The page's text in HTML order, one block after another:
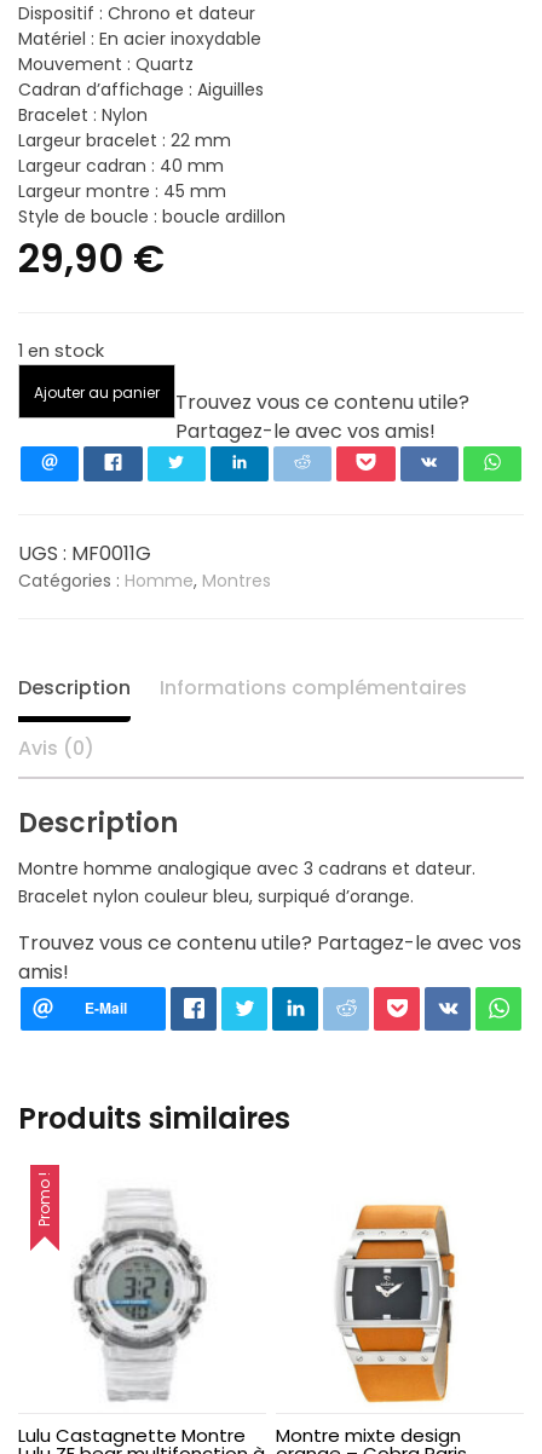
Dispositif : Chrono et dateur
Matériel : En acier inoxydable
Mouvement : Quartz
Cadran d’affichage : Aiguilles
Bracelet : Nylon
Largeur bracelet : 22 mm
Largeur cadran : 40 mm
Largeur montre : 45 mm
Style de boucle : boucle ardillon
29,90 €
1 en stock
de
FOCUS
Chronographe
bleu
Ajouter au panier
Trouvez vous ce contenu utile?
Partagez-le avec vos amis!
UGS : MF0011G
Catégories : Homme, Montres
Description Informations complémentaires
Avis (0)
Description
Montre homme analogique avec 3 cadrans et dateur.
Bracelet nylon couleur bleu, surpiqué d’orange.
Trouvez vous ce contenu utile? Partagez-le avec vos
amis!
Produits similaires
Promo !
Lulu Castagnette Montre Montre mixte design